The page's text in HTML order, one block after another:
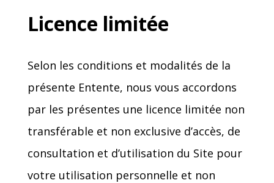
Licence limitée
Selon les conditions et modalités de la
présente Entente, nous vous accordons
par les présentes une licence limitée non
transférable et non exclusive d’accès, de
consultation et d’utilisation du Site pour
votre utilisation personnelle et non